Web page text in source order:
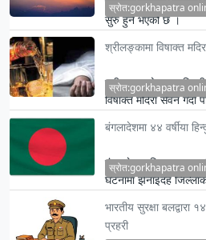
बङ्गलादेश र
सुरु हुने भएको छ ।
स्रोत:gorkhapatra
श्रीलङ्कामा विषाक्त
श्रीलङ्काको
विषाक्त मदिरा सेवन
स्रोत:gorkhapatra
बंगलादेशमा ४४ वर्षीया
बंगलादेशमा हिन्दु
घटनामा झेनाइदह
स्रोत:gorkhapatra
भारतीय सुरक्षा बलद्वारा
प्रहरी